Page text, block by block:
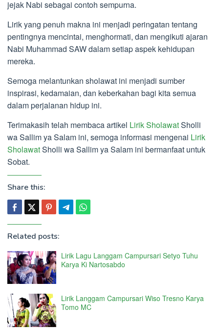
jejak Nabi sebagai contoh sempurna.
Lirik yang penuh makna ini menjadi peringatan tentang
pentingnya mencintai, menghormati, dan mengikuti ajaran
Nabi Muhammad SAW dalam setiap aspek kehidupan
mereka.
Semoga melantunkan sholawat ini menjadi sumber
inspirasi, kedamaian, dan keberkahan bagi kita semua
dalam perjalanan hidup ini.
Terimakasih telah membaca artikel Lirik SholawatSholli
wa Sallim ya Salam ini, semoga informasi mengenai Lirik
SholawatSholli wa Sallim ya Salam ini bermanfaat untuk
Sobat.
Share this:
Related posts:
Lirik Lagu Langgam Campursari Setyo Tuhu
Karya Ki Nartosabdo
Lirik Langgam Campursari Wiso Tresno Karya
Tomo MC